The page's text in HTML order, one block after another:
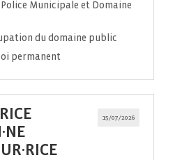
Municipale et Domaine
du domaine public
permanent
15/07/2026